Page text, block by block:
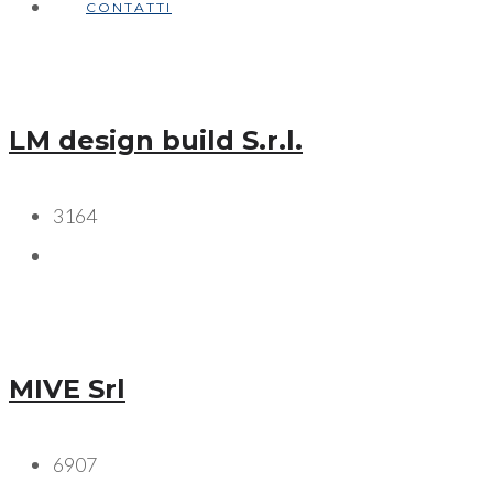
CONTATTI
LM design build S.r.l.
3164
MIVE Srl
6907